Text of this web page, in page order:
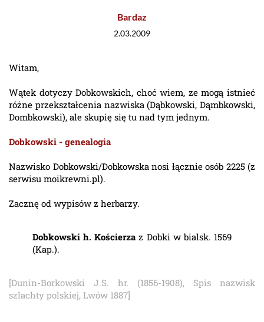
Bardaz
2.03.2009
Witam,
Wątek dotyczy Dobkowskich, choć wiem, ze mogą istnieć
różne przekształcenia nazwiska (Dąbkowski, Dąmbkowski,
Dombkowski), ale skupię się tu nad tym jednym.
Dobkowski - genealogia
Nazwisko Dobkowski/Dobkowska nosi łącznie osób 2225 (z
serwisu moikrewni.pl).
Zacznę od wypisów z herbarzy.
Dobkowski h. Kościerzaz Dobki w bialsk. 1569
(Kap.).
[Dunin-Borkowski J.S. hr. (1856-1908), Spis nazwisk
szlachty polskiej, Lwów 1887]